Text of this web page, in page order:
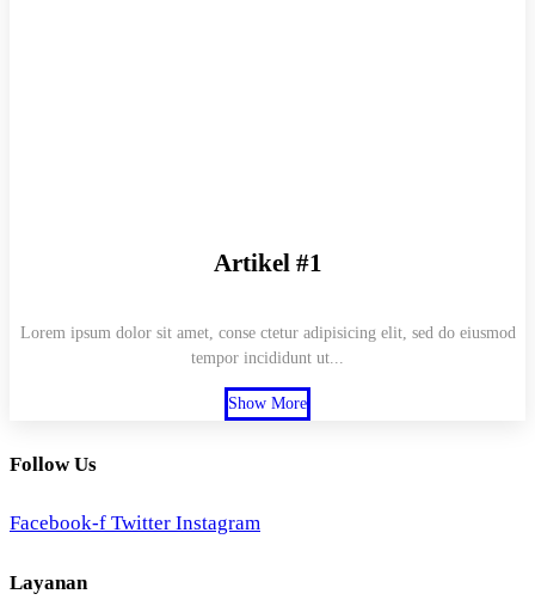
Artikel #1
Lorem ipsum dolor sit amet, conse ctetur adipisicing elit, sed do eiusmod
tempor incididunt ut...
Show More
Follow Us
Facebook-f Twitter Instagram
Layanan